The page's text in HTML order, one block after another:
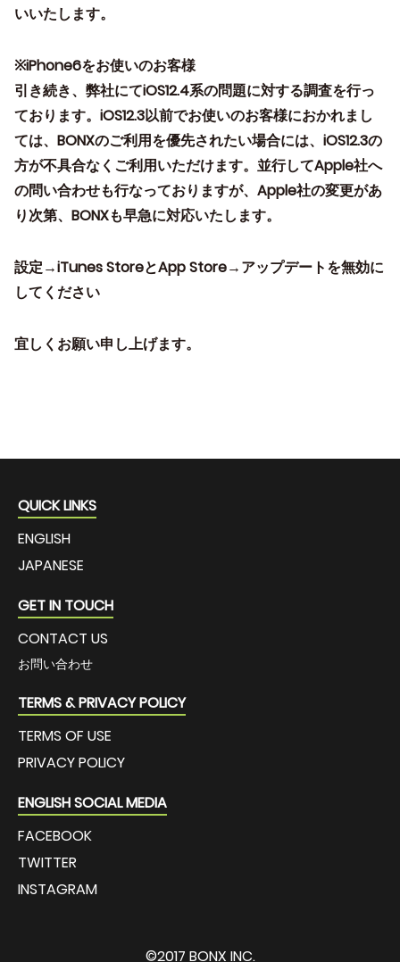
いいたします。
※iPhone6をお使いのお客様
引き続き、弊社にてiOS12.4系の問題に対する調査を行っ
ております。iOS12.3以前でお使いのお客様におかれまし
ては、BONXのご利用を優先されたい場合には、iOS12.3の
方が不具合なくご利用いただけます。並行してApple社へ
の問い合わせも行なっておりますが、Apple社の変更があ
り次第、BONXも早急に対応いたします。
設定→iTunes StoreとApp Store→アップデートを無効に
してください
宜しくお願い申し上げます。
QUICK LINKS
ENGLISH
JAPANESE
GET IN TOUCH
CONTACT US
お問い合わせ
TERMS & PRIVACY POLICY
TERMS OF USE
PRIVACY POLICY
ENGLISH SOCIAL MEDIA
FACEBOOK
TWITTER
INSTAGRAM
©2017 BONX INC.